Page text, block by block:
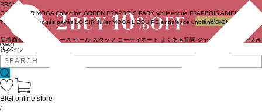
ログイン
BRAND
COUTURIER MOGA Collection GREEN FRAPBOIS PARK wb feerique FRAPBOIS ADIEU
TRISTESSE
congés payés LOISIR Julier MOGA L'EQUIPE endalence unbilanc BIGI online store
新着商品 ニュース セール スタッフ コーディネート よくある質問 ジャーナル お問い合わ
BIGI online store
/